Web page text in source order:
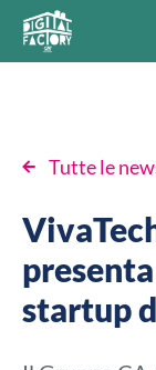
Tutte le
startup